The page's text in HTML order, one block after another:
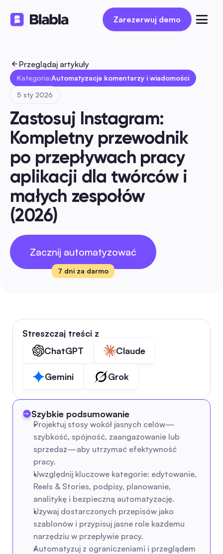
Zarezerwuj demo
Zarezerwuj demo
Przeglądaj artykuły
Kategoria:Automatyzacja komentarzy i wiadomości
5 sty 2026
Zastosuj Instagram:
Kompletny przewodnik
po przepływach pracy
aplikacji dla twórców i
małych zespołów
(2026)
Zacznij automatyzować
7 dni za darmo
Streszczaj treści z
ChatGPT
Claude
Gemini Grok
Szybkie podsumowanie
Projektuj stosy wokół jasnych celów—
szybkość, spójność, zaangażowanie lub
sprzedaż—aby utrzymać efektywność
pracy.
Uwzględnij kluczowe kategorie: edytowanie,
Reels & Stories, podpisy, planowanie,
analitykę i bezpieczną automatyzację.
Używaj dostarczonych przepisów jako
szablonów i przypisuj jasne role każdemu
narzędziu w przepływie pracy.
Automatyzuj z ograniczeniami i przeglądem